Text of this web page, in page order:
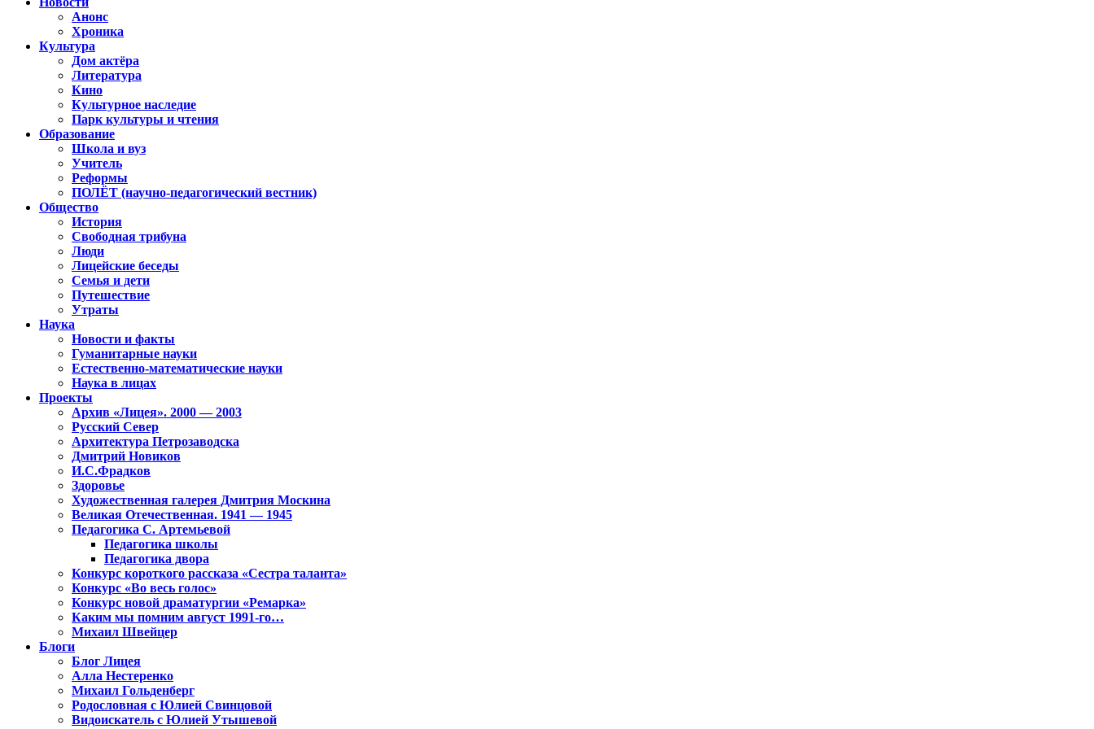
Анонс
Хроника
Культура
Дом актёра
Литература
Кино
Культурное наследие
Парк культуры и чтения
Образование
Школа и вуз
Учитель
Реформы
ПОЛЁТ (научно-педагогический вестник)
Общество
История
Свободная трибуна
Люди
Лицейские беседы
Семья и дети
Путешествие
Утраты
Наука
Новости и факты
Гуманитарные науки
Естественно-математические науки
Наука в лицах
Проекты
Архив «Лицея». 2000 — 2003
Русский Север
Архитектура Петрозаводска
Дмитрий Новиков
И.С.Фрадков
Здоровье
Художественная галерея Дмитрия Москина
Великая Отечественная. 1941 — 1945
Педагогика С. Артемьевой
Педагогика школы
Педагогика двора
Конкурс короткого рассказа «Сестра таланта»
Конкурс «Во весь голос»
Конкурс новой драматургии «Ремарка»
Каким мы помним август 1991-го…
Михаил Швейцер
Блоги
Блог Лицея
Алла Нестеренко
Михаил Гольденберг
Родословная с Юлией Свинцовой
Видоискатель с Юлией Утышевой